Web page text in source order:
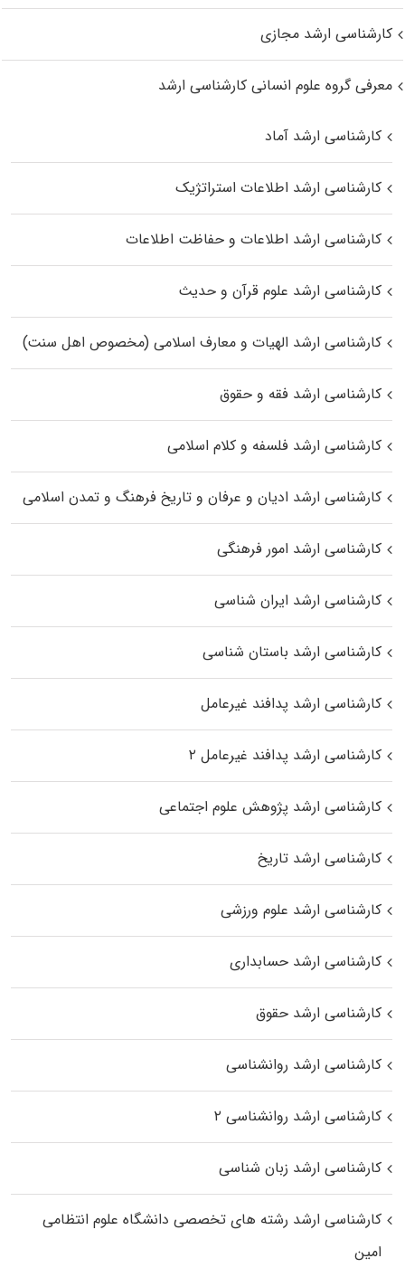
کارشناسی ارشد مجازی
معرفی گروه علوم انسانی کارشناسی ارشد
کارشناسی ارشد آماد
کارشناسی ارشد اطلاعات استراتژیک
کارشناسی ارشد اطلاعات و حفاظت اطلاعات
کارشناسی ارشد علوم قرآن و حدیث
کارشناسی ارشد الهیات و معارف اسلامی (مخصوص اهل سنت)
کارشناسی ارشد فقه و حقوق
کارشناسی ارشد فلسفه و کلام اسلامی
کارشناسی ارشد ادیان و عرفان و تاریخ فرهنگ و تمدن اسلامی
کارشناسی ارشد امور فرهنگی
کارشناسی ارشد ایران شناسی
کارشناسی ارشد باستان شناسی
کارشناسی ارشد پدافند غیرعامل
کارشناسی ارشد پدافند غیرعامل ۲
کارشناسی ارشد پژوهش علوم اجتماعی
کارشناسی ارشد تاریخ
کارشناسی ارشد علوم ورزشی
کارشناسی ارشد حسابداری
کارشناسی ارشد حقوق
کارشناسی ارشد روانشناسی
کارشناسی ارشد روانشناسی ۲
کارشناسی ارشد زبان شناسی
کارشناسی ارشد رﺷﺘﻪ ﻫﺎی تخصصی داﻧﺸﮕﺎه ﻋﻠﻮم انتظامی
اﻣﻴﻦ